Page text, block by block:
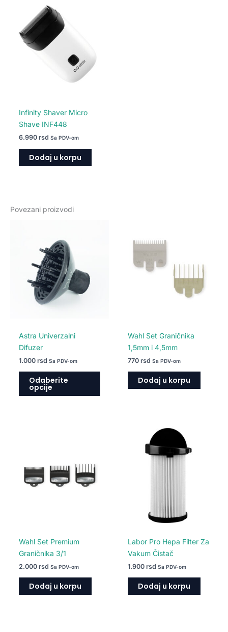
Infinity Shaver Micro
Shave INF448
6.990 rsd Sa PDV-om
Dodaj u korpu
Povezani proizvodi
Astra Univerzalni
Difuzer
1.000 rsd Sa PDV-om
Odaberite
opcije
proizvoda.
Wahl Set Graničnika
1,5mm i 4,5mm
770 rsd Sa PDV-om
Dodaj u korpu
Wahl Set Premium
Graničnika 3/1
2.000 rsd Sa PDV-om
Dodaj u korpu
Labor Pro Hepa Filter Za
Vakum Čistač
1.900 rsd Sa PDV-om
Dodaj u korpu